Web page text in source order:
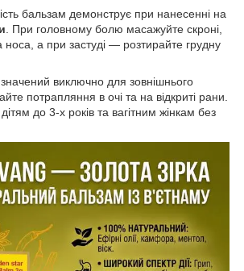
бальзам демонструє при нанесенні на
. При головному болю масажуйте скроні,
а при застуді — розтирайте грудну
виключно для зовнішнього
потрапляння в очі та на відкриті рани.
до 3-х років та вагітним жінкам без